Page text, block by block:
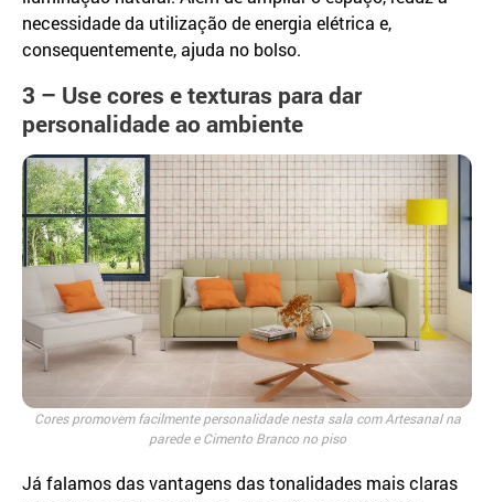
necessidade da utilização de energia elétrica e,
consequentemente, ajuda no bolso.
3 – Use cores e texturas para dar
personalidade ao ambiente
Cores promovem facilmente personalidade nesta sala com Artesanal na
parede e Cimento Branco no piso
Já falamos das vantagens das tonalidades mais claras